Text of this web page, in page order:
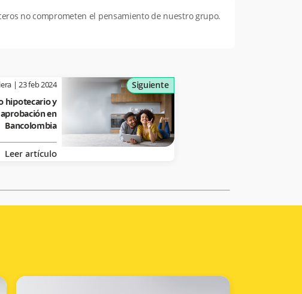
no comprometen el pensamiento de nuestro grupo.
Siguiente
|23 feb 2024
hipotecario y
en
Bancolombia
Leer artículo